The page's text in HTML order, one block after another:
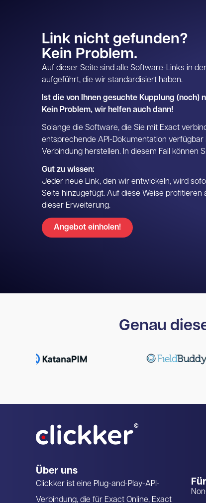
Link nicht gefunden?
Kein Problem.
Auf dieser Seite sind alle Software-Links in
aufgeführt, die wir standardisiert haben.
Ist die von Ihnen gesuchte Kupplung (noch)
Kein Problem, wir helfen auch dann!
Solange die Software, die Sie mit Exact
entsprechende API-Dokumentation
Verbindung herstellen. In diesem Fall können
Gut zu wissen:
Jeder neue Link, den wir entwickeln, wird
Seite hinzugefügt. Auf diese Weise profitieren
dieser Erweiterung.
Angebot einholen!
Genau
Über uns
Clickker ist eine Plug-and-Play-API-
Verbindung, die für Exact Online, Exact